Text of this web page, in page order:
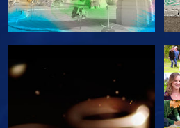
СМОТРЕТЬ ПЕРЕДАЧИ